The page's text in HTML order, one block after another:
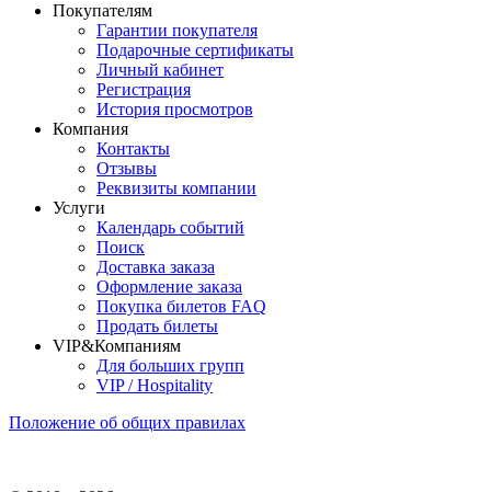
Покупателям
Гарантии покупателя
Подарочные сертификаты
Личный кабинет
Регистрация
История просмотров
Компания
Контакты
Отзывы
Реквизиты компании
Услуги
Календарь событий
Поиск
Доставка заказа
Оформление заказа
Покупка билетов FAQ
Продать билеты
VIP&Компаниям
Для больших групп
VIP / Hospitality
Положение об общих правилах